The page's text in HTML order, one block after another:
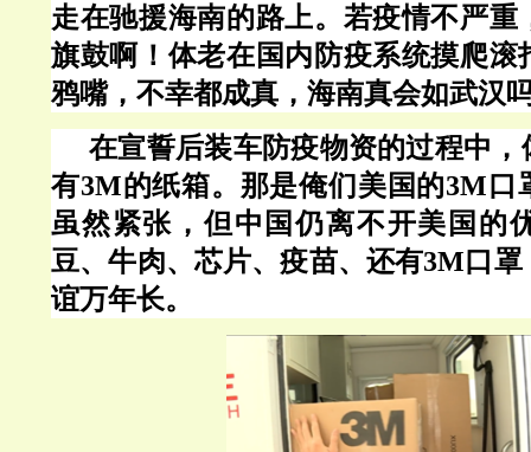
走在驰援海南的路上。若疫情不严重
旗鼓啊！体老在国内防疫系统摸爬滚
鸦嘴，不幸都成真，海南真会如武汉
在宣誓后装车防疫物资的过程中
有3M的纸箱。那是俺们美国的3M口
虽然紧张，但中国仍离不开美国的
豆、牛肉、芯片、疫苗、还有3M口
谊万年长。